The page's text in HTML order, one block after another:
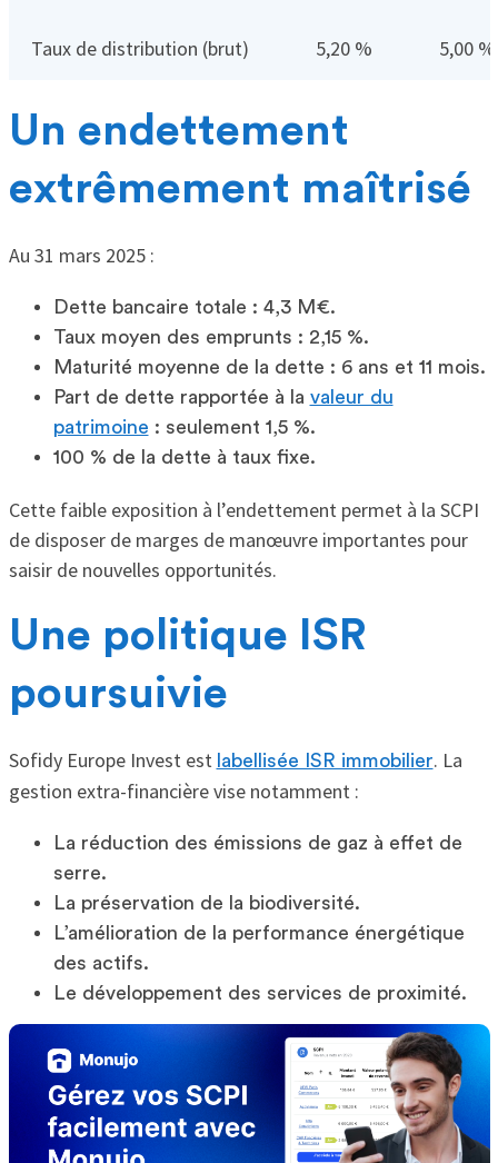
Taux de distribution (brut) 5,20 % 5,00
Un endettement
extrêmement maîtrisé
Au 31 mars 2025 :
Dette bancaire totale : 4,3 M€.
Taux moyen des emprunts : 2,15 %.
Maturité moyenne de la dette : 6 ans et 11 mois.
Part de dette rapportée à la valeur du
patrimoine : seulement 1,5 %.
100 % de la dette à taux fixe.
Cette faible exposition à l’endettement permet à la SCPI
de disposer de marges de manœuvre importantes pour
saisir de nouvelles opportunités.
Une politique ISR
poursuivie
Sofidy Europe Invest est labellisée ISR immobilier. La
gestion extra-financière vise notamment :
La réduction des émissions de gaz à effet de
serre.
La préservation de la biodiversité.
L’amélioration de la performance énergétique
des actifs.
Le développement des services de proximité.